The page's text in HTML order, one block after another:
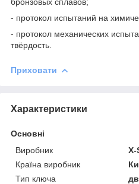
- протокол испытаний на
- протокол механических
твёрдость.
Приховати
Характеристики
Основні
Виробник
X-
Країна виробник
Тип ключа